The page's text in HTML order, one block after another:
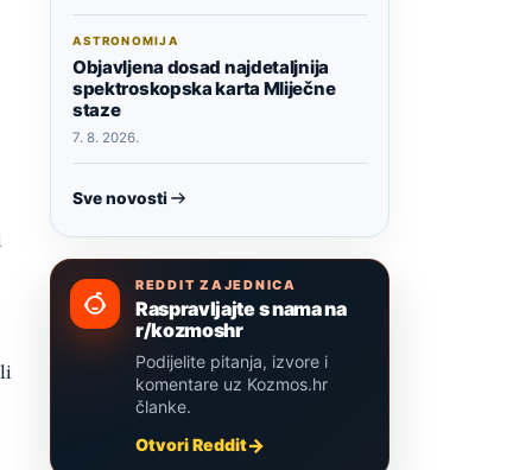
ASTRONOMIJA
Objavljena dosad najdetaljnija
spektroskopska karta Mliječne
staze
7. 8. 2026.
Sve novosti
REDDIT ZAJEDNICA
Raspravljajte s nama na
r/kozmoshr
Podijelite pitanja, izvore i
komentare uz Kozmos.hr
članke.
Otvori Reddit